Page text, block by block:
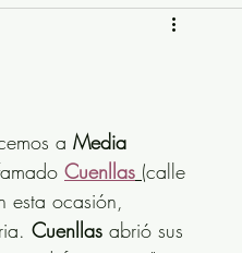
a Media
Cuenllas (calle
esta ocasión,
Cuenllas abrió sus